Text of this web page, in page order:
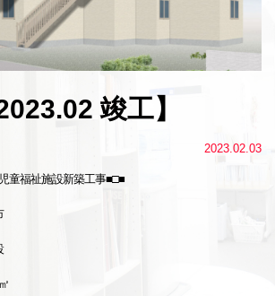
2023.02 竣工】
2023.02.03
童福祉施設新築工事■□■